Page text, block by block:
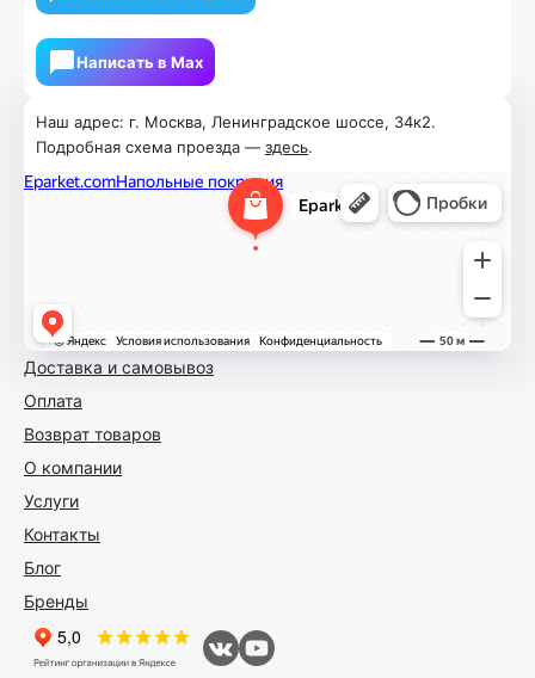
Доставка и самовывоз
Оплата
Возврат товаров
О компании
Услуги
Контакты
Блог
Бренды
Наш адрес: г. Москва, Ленинградское шоссе, 34к2.
Подробная схема проезда — здесь.
Написать в Мах